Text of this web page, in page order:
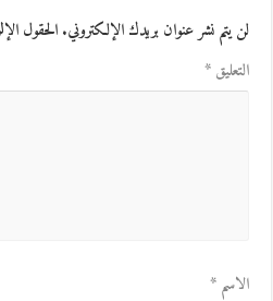
لن يتم نشر عنوان بريدك الإلكتروني.الحقول
التعليق*
الاسم*